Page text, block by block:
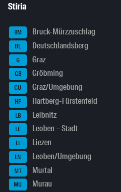
Stiria
BM Bruck-Mürzzuschlag
DL Deutschlandsberg
G Graz
GB Gröbming
GU Graz/Umgebung
HF Hartberg-Fürstenfeld
LB Leibnitz
LE Leoben – Stadt
LI Liezen
LN Leoben/Umgebung
MT Murtal
MU Murau